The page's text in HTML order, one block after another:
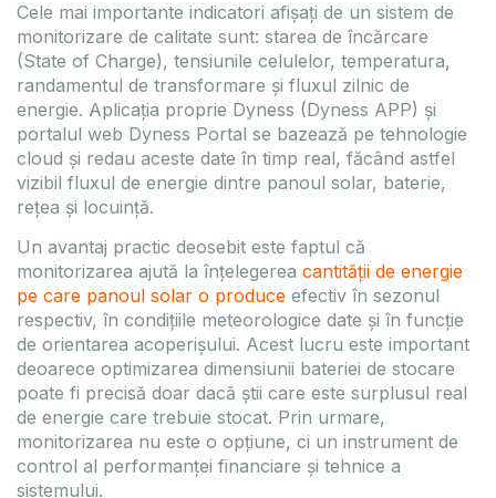
Cele mai importante indicatori afișați de un sistem de
monitorizare de calitate sunt: starea de încărcare
(State of Charge), tensiunile celulelor, temperatura,
randamentul de transformare și fluxul zilnic de
energie. Aplicația proprie Dyness (Dyness APP) și
portalul web Dyness Portal se bazează pe tehnologie
cloud și redau aceste date în timp real, făcând astfel
vizibil fluxul de energie dintre panoul solar, baterie,
rețea și locuință.
Un avantaj practic deosebit este faptul că
monitorizarea ajută la înțelegerea cantității de energie
pe care panoul solar o produce efectiv în sezonul
respectiv, în condițiile meteorologice date și în funcție
de orientarea acoperișului. Acest lucru este important
deoarece optimizarea dimensiunii bateriei de stocare
poate fi precisă doar dacă știi care este surplusul real
de energie care trebuie stocat. Prin urmare,
monitorizarea nu este o opțiune, ci un instrument de
control al performanței financiare și tehnice a
sistemului.